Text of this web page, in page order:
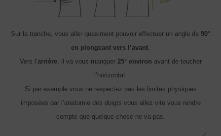
Sur la tranche, vous aller quasiment pouvoir effectuer un angle de 90°
en plongeant vers l’avant
Vers l’arrière, il va vous manquer 25° environ avant de toucher
l’horizontal.
Si par exemple vous ne respectez pas les limites physiques
imposées par l’anatomie des doigts vous allez vite vous rendre
compte que quelque chose ne va pas.